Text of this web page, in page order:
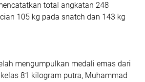
total angkatan 248
105 kg pada snatch dan 143 kg
mengumpulkan medali emas dari
81 kilogram putra, Muhammad